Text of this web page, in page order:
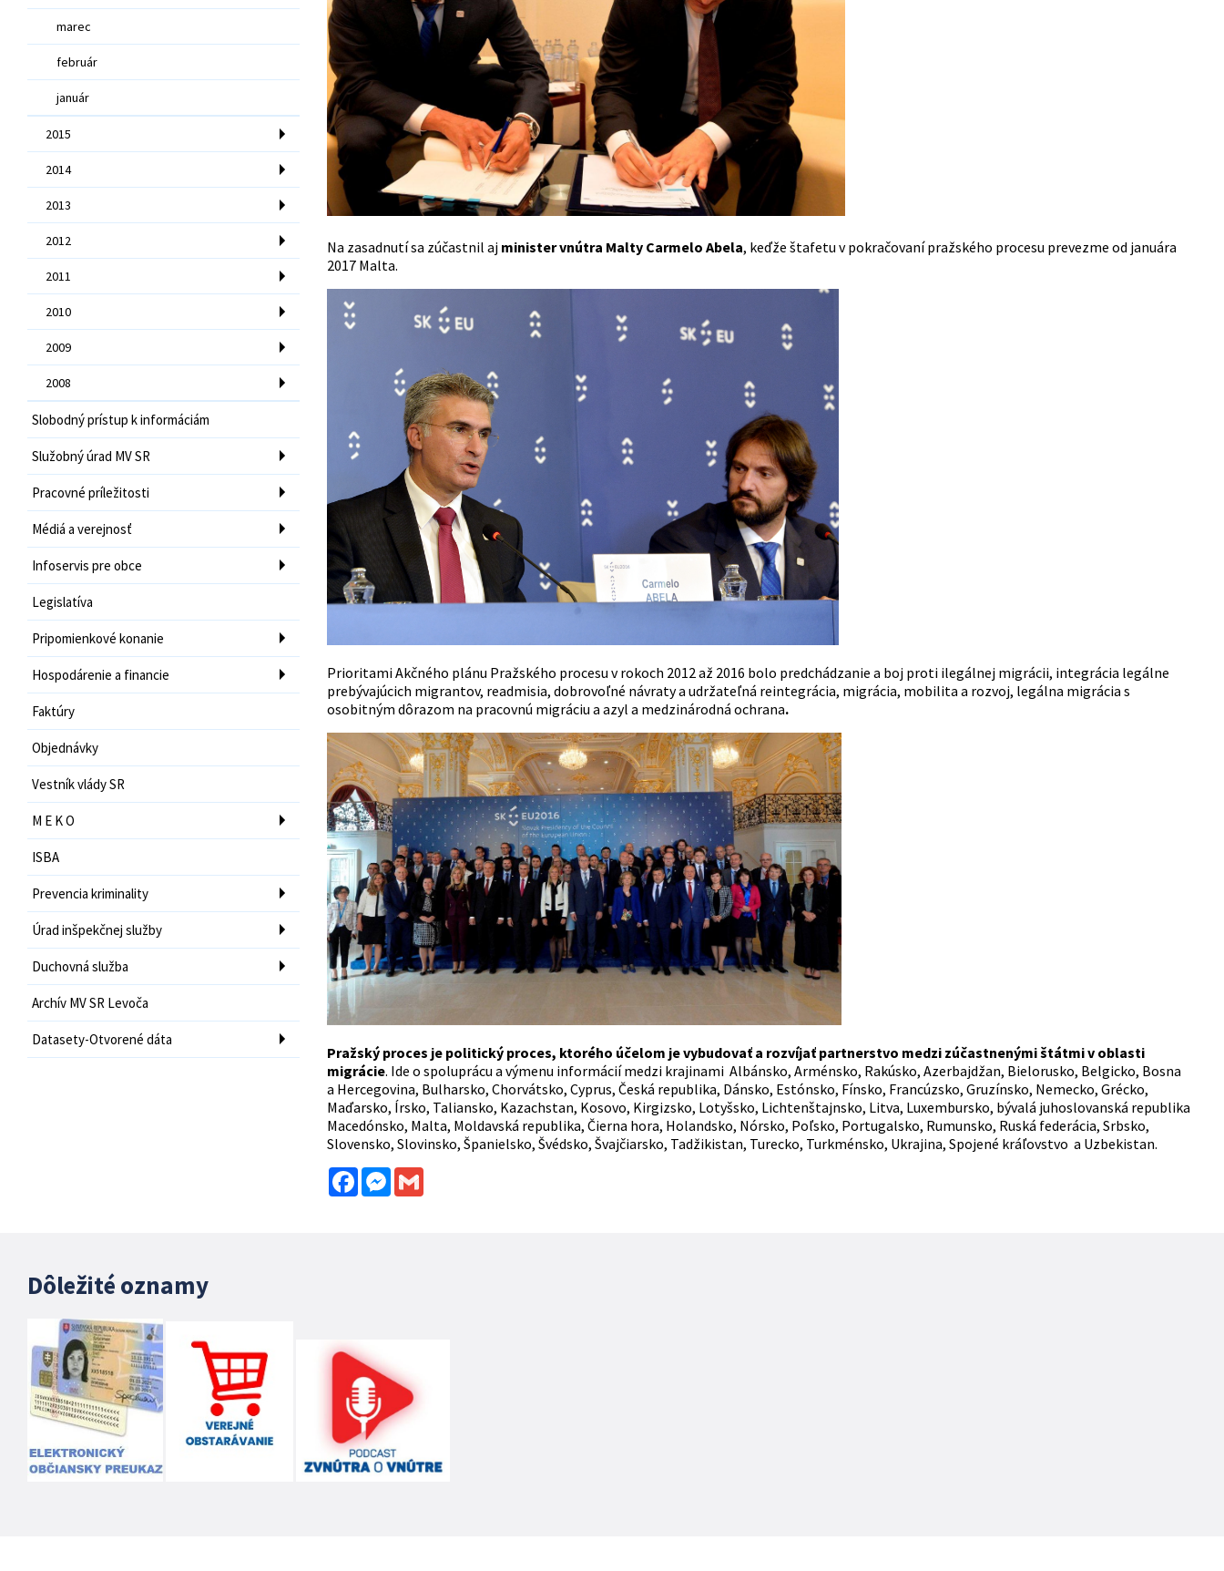
marec
február
január
2015
2014
2013
2012
2011
2010
2009
2008
Slobodný prístup k informáciám
Služobný úrad MV SR
Pracovné príležitosti
Médiá a verejnosť
Infoservis pre obce
Legislatíva
Pripomienkové konanie
Hospodárenie a financie
Faktúry
Objednávky
Vestník vlády SR
M E K O
ISBA
Prevencia kriminality
Úrad inšpekčnej služby
Duchovná služba
Archív MV SR Levoča
Datasety-Otvorené dáta
Na zasadnutí sa zúčastnil aj minister vnútra Malty Carmelo Abela, keďže štafetu v pokračovaní pražského procesu prevezme od januára
2017 Malta.
Prioritami Akčného plánu Pražského procesu v rokoch 2012 až 2016 bolo predchádzanie a boj proti ilegálnej migrácii, integrácia legálne
prebývajúcich migrantov, readmisia, dobrovoľné návraty a udržateľná reintegrácia, migrácia, mobilita a rozvoj, legálna migrácia s
osobitným dôrazom na pracovnú migráciu a azyl a medzinárodná ochrana.
Pražský proces je politický proces, ktorého účelom je vybudovať a rozvíjať partnerstvo medzi zúčastnenými štátmi v oblasti
migrácie. Ide o spoluprácu a výmenu informácií medzi krajinami Albánsko, Arménsko, Rakúsko, Azerbajdžan, Bielorusko, Belgicko, Bosna
a Hercegovina, Bulharsko, Chorvátsko, Cyprus, Česká republika, Dánsko, Estónsko, Fínsko, Francúzsko, Gruzínsko, Nemecko, Grécko,
Maďarsko, Írsko, Taliansko, Kazachstan, Kosovo, Kirgizsko, Lotyšsko, Lichtenštajnsko, Litva, Luxembursko, bývalá juhoslovanská republika
Macedónsko, Malta, Moldavská republika, Čierna hora, Holandsko, Nórsko, Poľsko, Portugalsko, Rumunsko, Ruská federácia, Srbsko,
Slovensko, Slovinsko, Španielsko, Švédsko, Švajčiarsko, Tadžikistan, Turecko, Turkménsko, Ukrajina, Spojené kráľovstvo a Uzbekistan.
FacebookMessenger
Gmail
Dôležité oznamy